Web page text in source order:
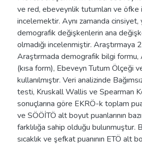
ve red, ebeveynlik tutumları ve öfke
incelemektir. Aynı zamanda
demografik değişkenlerin ana
olmadığı incelenmiştir. Araştırmaya
Araştırmada demografik bilgi
(kısa form), Ebeveyn Tutum Ölçeği
kullanılmıştır. Veri analizinde
testi, Kruskall Wallis ve Spearman
sonuçlarına göre EKRÖ-k toplam
ve SÖÖİTÖ alt boyut puanlarının
farklılığa sahip olduğu
sıcaklık ve şefkat puanının ETÖ alt